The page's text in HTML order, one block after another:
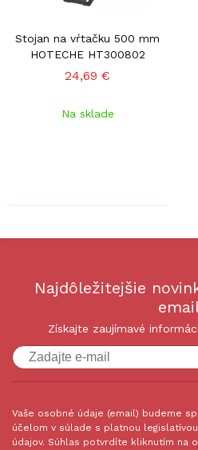
Stojan na vŕtačku 500 mm
HOTECHE HT300802
24,69 €
Na sklade
Najdôležitejšie
Získajte zaujímavé
Vaše osobné údaje (email) budeme
účelom v súlade s platnou
údajov. Súhlas potvrdíte kliknutím na